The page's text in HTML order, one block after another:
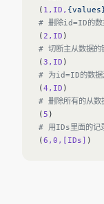
( 1,ID,
# 删除id=ID的数
(2,ID )
# 切断主从数据的
(3,ID )
# 为id=ID的数据
(4,ID )
# 删除所有的从
(5 )
# 用IDs里面的记
(6,0,[IDs] )